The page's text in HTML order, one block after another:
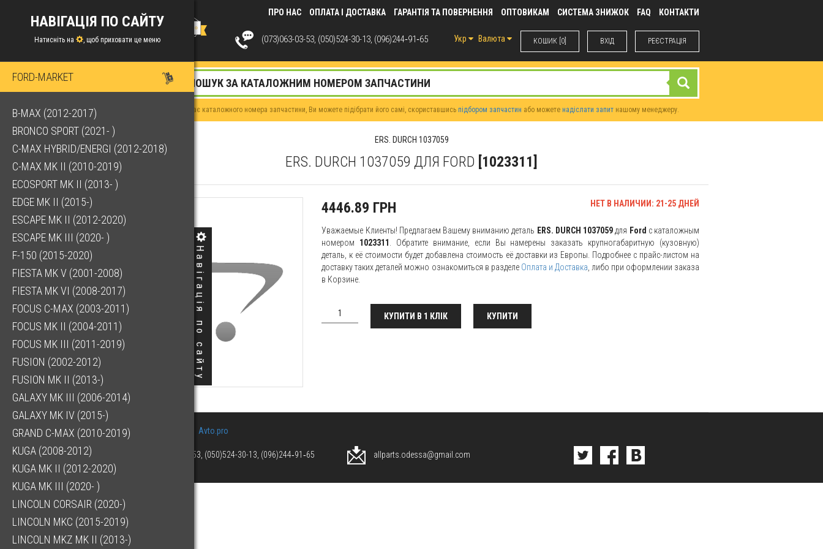
Навігація по сайту
ПРО НАС ОПЛАТА І ДОСТАВКА ГАРАНТІЯ ТА ПОВЕРНЕННЯ ОПТОВИКАМ СИСТЕМА ЗНИЖОК FAQ КОНТАКТИ
КОШИК [0] ВХIД РЕЄСТРАЦІЯ
Укр Валюта
(073)063-03-53, (050)524-30-13, (096)244‑91‑65
НАВІГАЦІЯ ПО САЙТУ
Натисніть на , щоб приховати це меню
FORD-MARKET
B-MAX (2012-2017)
BRONCO SPORT (2021- )
C-MAX HYBRID/ENERGI (2012-2018)
C-MAX MK II (2010-2019)
ECOSPORT MK II (2013- )
EDGE MK II (2015-)
ESCAPE MK II (2012-2020)
ESCAPE MK III (2020- )
F-150 (2015-2020)
FIESTA MK V (2001-2008)
FIESTA MK VI (2008-2017)
FOCUS C-MAX (2003-2011)
FOCUS MK II (2004-2011)
FOCUS MK III (2011-2019)
FUSION (2002-2012)
FUSION MK II (2013-)
GALAXY MK III (2006-2014)
GALAXY MK IV (2015-)
GRAND C-MAX (2010-2019)
KUGA (2008-2012)
KUGA MK II (2012-2020)
KUGA MK III (2020- )
LINCOLN CORSAIR (2020-)
LINCOLN MKC (2015-2019)
LINCOLN MKZ MK II (2013-)
Якщо у Вас немає каталожного номера запчастини, Ви можете підібрати його самі, скориставшись підбором запчастин або можете надіслати запит нашому менеджеру.
ERS. DURCH 1037059
ERS. DURCH 1037059 ДЛЯ FORD [1023311]
4446.89 ГРН НЕТ В НАЛИЧИИ: 21-25 ДНЕЙ
Уважаемые Клиенты! Предлагаем Вашему вниманию деталь ERS. DURCH 1037059 для Ford с каталожным
номером 1023311
. Обратите внимание, если Вы намерены заказать крупногабаритную (кузовную)
деталь, к её стоимости будет добавлена стоимость её доставки из Европы. Подробнее с прайс-листом на
доставку таких деталей можно ознакомиться в разделе Оплата и Доставка , либо при оформлении заказа
в Корзине.
КУПИТИ В 1 КЛІК КУПИТИ
Avto.pro
(073)063-03-53, (050)524-30-13, (096)244‑91‑65 allparts.odessa@gmail.com